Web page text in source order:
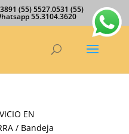
(55) 5527.0531 (55)
55.3104.3620
EN
/ Bandeja